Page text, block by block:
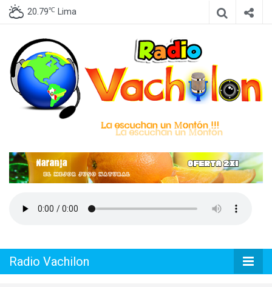
20.79℃ Lima
Radio
Vachilon
Radio Vachilon